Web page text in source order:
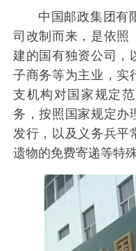
中国邮政集团有
司改制而来，是依照
建的国有独资公司，
子商务等为主业，实
支机构对国家规定
务，按照国家规定办
发行，以及义务兵平
遗物的免费寄递等特